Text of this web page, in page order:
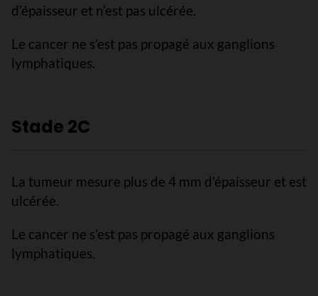
d’épaisseur et n’est pas ulcérée.
Le cancer ne s’est pas propagé aux ganglions
lymphatiques.
Stade 2C
La tumeur mesure plus de 4 mm d’épaisseur et est
ulcérée.
Le cancer ne s’est pas propagé aux ganglions
lymphatiques.